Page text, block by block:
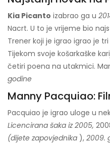
Kia Picanto izabrao ga u
Nacrt. U to je vrijeme bio
Trener koji je igrao igrao je
Tijekom svoje košarkaške
četiri poena na utakmici.
godine
Manny Pacquiao:
Pacquiao je igrao uloge u
Licencirana šaka iz 2005,
(dijete zapovjednika ), 2009.